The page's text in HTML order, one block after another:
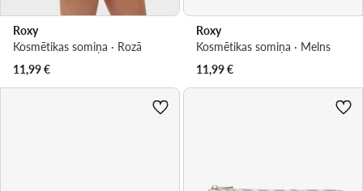
Roxy
Kosmētikas somiņa · Rozā
11,99€
Roxy
Kosmētikas somiņa · Melns
11,99€